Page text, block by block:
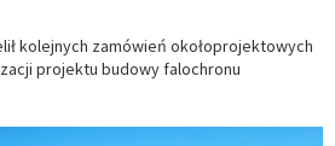
kolejnych zamówień okołoprojektowych
projektu budowy falochronu